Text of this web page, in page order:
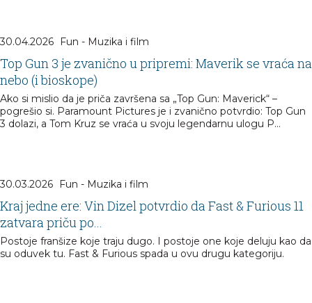
30.04.2026 Fun - Muzika i film
Top Gun 3 je zvanično u pripremi: Maverik se vraća na
nebo (i bioskope)
Ako si mislio da je priča završena sa „Top Gun: Maverick“ –
pogrešio si. Paramount Pictures je i zvanično potvrdio: Top Gun
3 dolazi, a Tom Kruz se vraća u svoju legendarnu ulogu P...
30.03.2026 Fun - Muzika i film
Kraj jedne ere: Vin Dizel potvrdio da Fast & Furious 11
zatvara priču po...
Postoje franšize koje traju dugo. I postoje one koje deluju kao da
su oduvek tu. Fast & Furious spada u ovu drugu kategoriju.